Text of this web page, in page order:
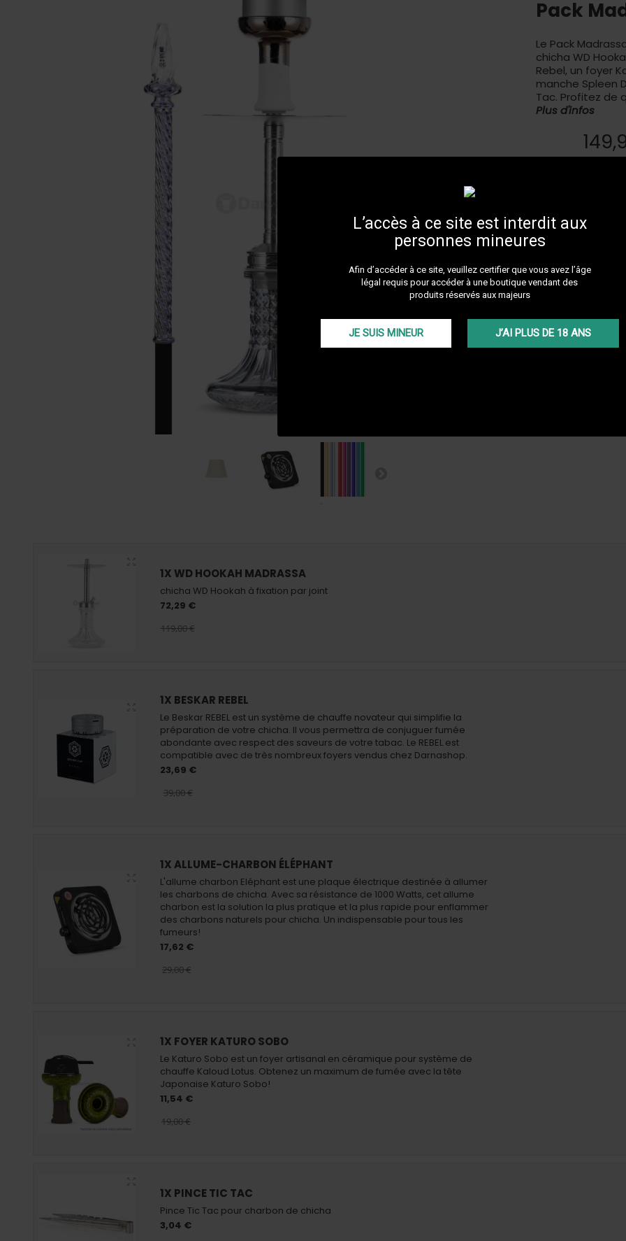
L’accès à ce site est interdit aux
personnes mineures
Afin d’accéder à ce site, veuillez certifier que vous avez l’âge
légal requis pour accéder à une boutique vendant des
produits réservés aux majeurs
JE SUIS MINEUR J’AI PLUS DE 18 ANS
Pack
Le Pack
chicha WD
Rebel, un foyer
manche Spleen
Tac. Profitez de
Plus d'infos
Faites
(Voir
1X WD HOOKAH MADRASSA
chicha WD Hookah à fixation par joint
72,29 €
119,00 €
1X BESKAR REBEL
Le Beskar REBEL est un système de chauffe novateur qui simplifie la
préparation de votre chicha. Il vous permettra de conjuguer fumée
abondante avec respect des saveurs de votre tabac. Le REBEL est
compatible avec de très nombreux foyers vendus chez Darnashop.
23,69 €
39,00 €
1X ALLUME-CHARBON ÉLÉPHANT
L'allume charbon Eléphant est une plaque électrique destinée à allumer
les charbons de chicha. Avec sa résistance de 1000 Watts, cet allume
charbon est la solution la plus pratique et la plus rapide pour enflammer
des charbons naturels pour chicha. Un indispensable pour tous les
fumeurs!
17,62 €
29,00 €
1X FOYER KATURO SOBO
Le Katuro Sobo est un foyer artisanal en céramique pour système de
chauffe Kaloud Lotus. Obtenez un maximum de fumée avec la tête
Japonaise Katuro Sobo!
11,54 €
19,00 €
1X PINCE TIC TAC
Pince Tic Tac pour charbon de chicha
3,04 €